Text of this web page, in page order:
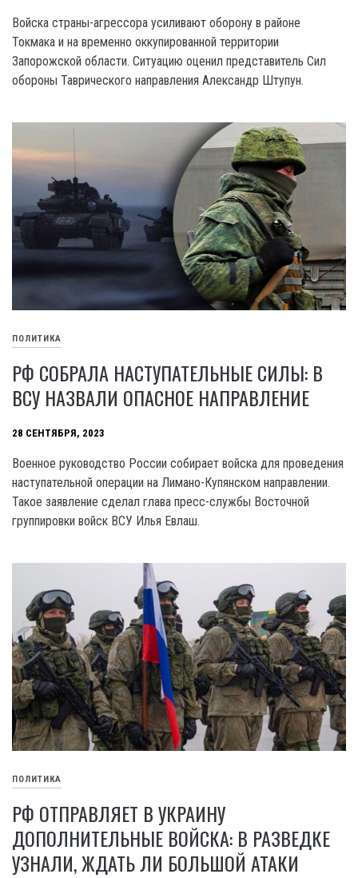
Войска страны-агрессора усиливают оборону в районе
Токмака и на временно оккупированной территории
Запорожской области. Ситуацию оценил представитель Сил
обороны Таврического направления Александр Штупун.
ПОЛИТИКА
РФ СОБРАЛА НАСТУПАТЕЛЬНЫЕ СИЛЫ: В
ВСУ НАЗВАЛИ ОПАСНОЕ НАПРАВЛЕНИЕ
28 СЕНТЯБРЯ, 2023
Военное руководство России собирает войска для проведения
наступательной операции на Лимано-Купянском направлении.
Такое заявление сделал глава пресс-службы Восточной
группировки войск ВСУ Илья Евлаш.
ПОЛИТИКА
РФ ОТПРАВЛЯЕТ В УКРАИНУ
ДОПОЛНИТЕЛЬНЫЕ ВОЙСКА: В РАЗВЕДКЕ
УЗНАЛИ, ЖДАТЬ ЛИ БОЛЬШОЙ АТАКИ